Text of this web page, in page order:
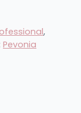
,
Pevonia